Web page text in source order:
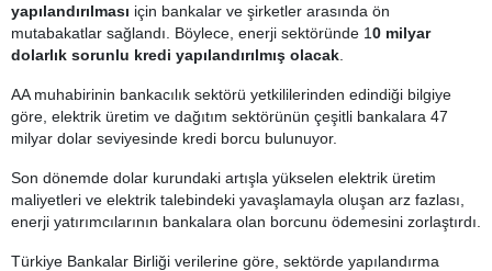
yapılandırılması için bankalar ve şirketler arasında ön
mutabakatlar sağlandı. Böylece, enerji sektöründe 10 milyar
dolarlık sorunlu kredi yapılandırılmış olacak
AA muhabirinin bankacılık sektörü yetkililerinden edindiği bilgiye
göre, elektrik üretim ve dağıtım sektörünün çeşitli bankalara 47
milyar dolar seviyesinde kredi borcu bulunuyor.
Son dönemde dolar kurundaki artışla yükselen elektrik üretim
maliyetleri ve elektrik talebindeki yavaşlamayla oluşan arz fazlası,
enerji yatırımcılarının bankalara olan borcunu ödemesini zorlaştırdı.
Türkiye Bankalar Birliği verilerine göre, sektörde yapılandırma